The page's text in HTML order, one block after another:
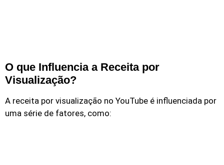
O que Influencia a Receita por
Visualização?
A receita por visualização no YouTube é influenciada por
uma série de fatores, como: